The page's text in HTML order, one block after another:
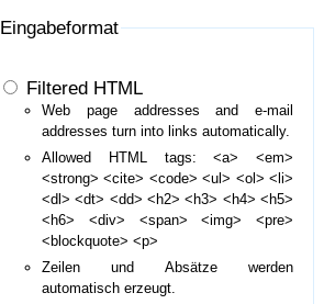
Eingabeformat
Filtered HTML
Web page addresses and e-mail
addresses turn into links automatically.
Allowed HTML tags: <a> <em>
<strong> <cite> <code> <ul> <ol> <li>
<dl> <dt> <dd> <h2> <h3> <h4> <h5>
<h6> <div> <span> <img> <pre>
<blockquote> <p>
Zeilen und Absätze werden
automatisch erzeugt.